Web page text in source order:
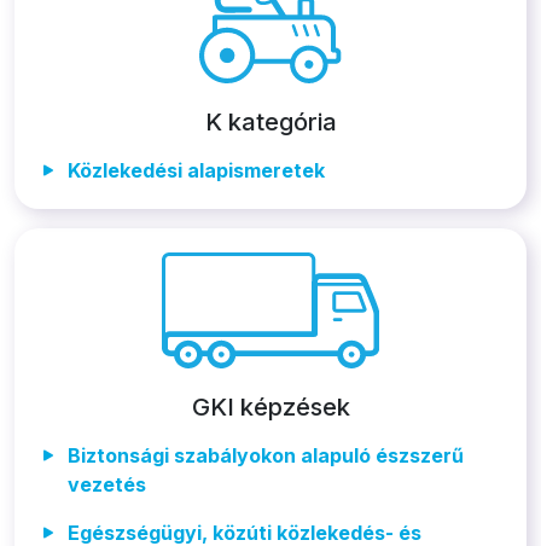
K kategória
Közlekedési alapismeretek
GKI képzések
Biztonsági szabályokon alapuló észszerű
vezetés
Egészségügyi, közúti közlekedés- és